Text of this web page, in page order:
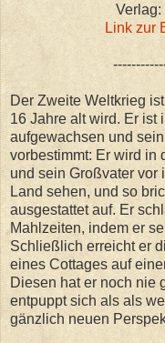
Verlag:
Link zur
Der Zweite Weltkrieg
16 Jahre alt wird. Er ist
aufgewachsen und
vorbestimmt: Er wird in
und sein Großvater vor
Land sehen, und so
ausgestattet auf. Er
Mahlzeiten, indem er
Schließlich erreicht er
eines Cottages auf
Diesen hat er noch nie
entpuppt sich als als
gänzlich neuen